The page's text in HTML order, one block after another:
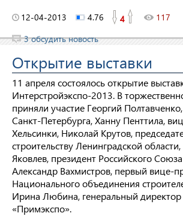
12-04-2013 4.76 4
117
3 обсудить новость
Открытие выставки
11 апреля состоялось открытие
Интерстройэкспо-2013. В
приняли участие Георгий
Санкт-Петербурга, Ханну Пенттила,
Хельсинки, Николай Крутов,
строительству Ленинградской
Яковлев, президент Российского
Александр Вахмистров, первый вице-
Национального объединения
Ирина Любина, генеральный
«Примэкспо».